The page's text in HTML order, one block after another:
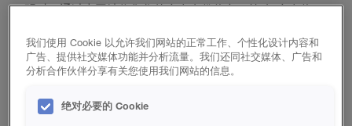
明时，通过本网站收集您的个人身份信息（简称“个人信
不适用于您在其他情况下向我们提供的个人信息（例如，
通过未经本网站建立的商业关系）。个人信息可能包括您
您的个人信息满足您对相关信息、产品或服务的需求，并
可能在未来某个时候用其完成商业交易。除非获得您的一
我们使用 Cookie 以允许我们网站的正常工作、个性化设计内容和
广告、提供社交媒体功能并分析流量。我们还同社交媒体、广告和
分析合作伙伴分享有关您使用我们网站的信息。
绝对必要的 Cookie